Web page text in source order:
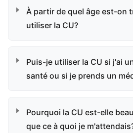
À partir de quel âge est-on
utiliser la CU?
Puis-je utiliser la CU si j'ai
santé ou si je prends un
Pourquoi la CU est-elle
que ce à quoi je